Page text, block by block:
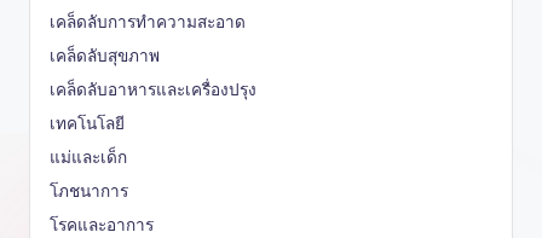
เคล็ดลับการทำความสะอาด
เคล็ดลับสุขภาพ
เคล็ดลับอาหารและเครื่องปรุง
เทคโนโลยี
แม่และเด็ก
โภชนาการ
โรคและอาการ